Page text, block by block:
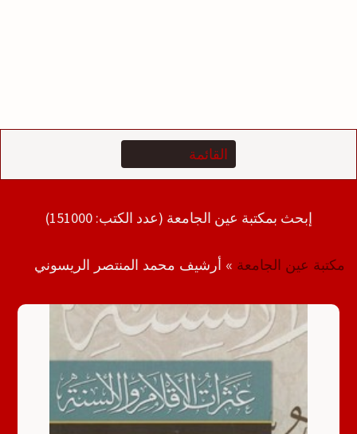
إبحث بمكتبة عين الجامعة (عدد الكتب: 151000)
مكتبة عين الجامعة » أرشيف محمد المنتصر الريسوني